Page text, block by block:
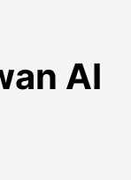
AI